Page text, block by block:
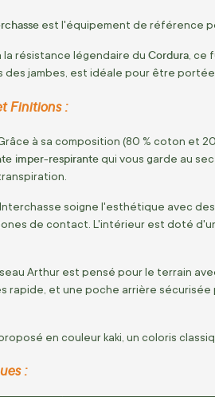
est l'équipement de référence
résistance légendaire du Cordura , ce
des jambes, est idéale pour être
Finitions :
à sa composition (80 % coton et
imper-respirantequi vous garde au
soigne l'esthétique avec des
de contact. L'intérieur est doté
Arthur est pensé pour le terrain
rapide, et une poche arrière
en couleur kaki, un coloris
: